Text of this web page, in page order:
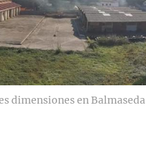
dimensiones en Balmaseda